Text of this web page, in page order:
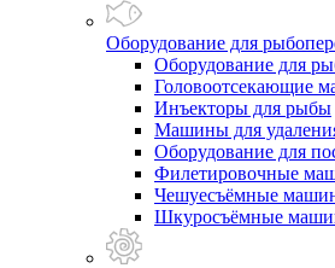
Оборудование для
Оборудование для
Головоотсекающие
Инъекторы для рыбы
Машины для
Оборудование для
Филетировочные
Чешуесъёмные
Шкуросъёмные